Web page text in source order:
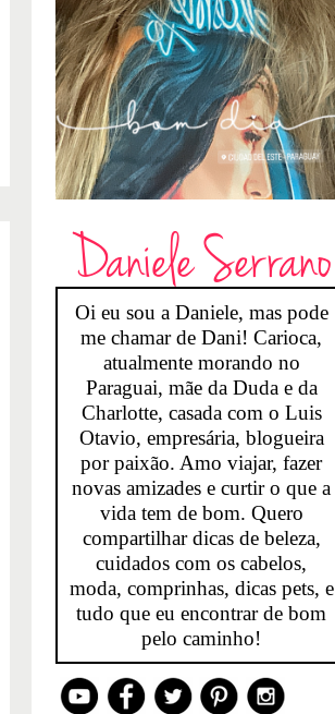
Daniele Serrano
Oi eu sou a Daniele, mas pode
me chamar de Dani! Carioca,
atualmente morando no
Paraguai, mãe da Duda e da
Charlotte, casada com o Luis
Otavio, empresária, blogueira
por paixão. Amo viajar, fazer
novas amizades e curtir o que a
vida tem de bom. Quero
compartilhar dicas de beleza,
cuidados com os cabelos,
moda, comprinhas, dicas pets, e
tudo que eu encontrar de bom
pelo caminho!